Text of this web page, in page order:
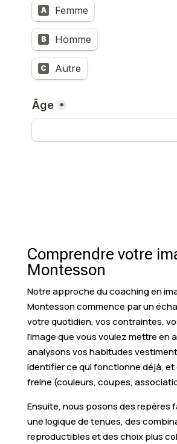
Comprendre votre
Montesson
Notre approche du coaching en
Montesson commence par un
votre quotidien, vos contraintes,
l’image que vous voulez mettre en
analysons vos habitudes
identifier ce qui fonctionne déjà, et
freine (couleurs, coupes,
Ensuite, nous posons des repères
une logique de tenues, des
reproductibles et des choix plus